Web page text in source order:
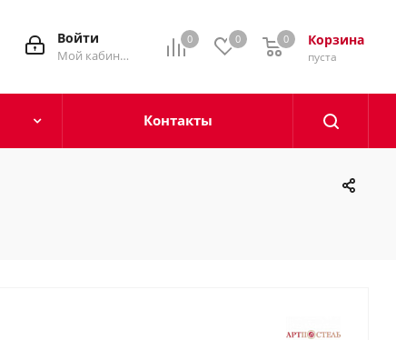
0 0 Корзина
0
пуста
0
Войти
Мой кабинет
Контакты